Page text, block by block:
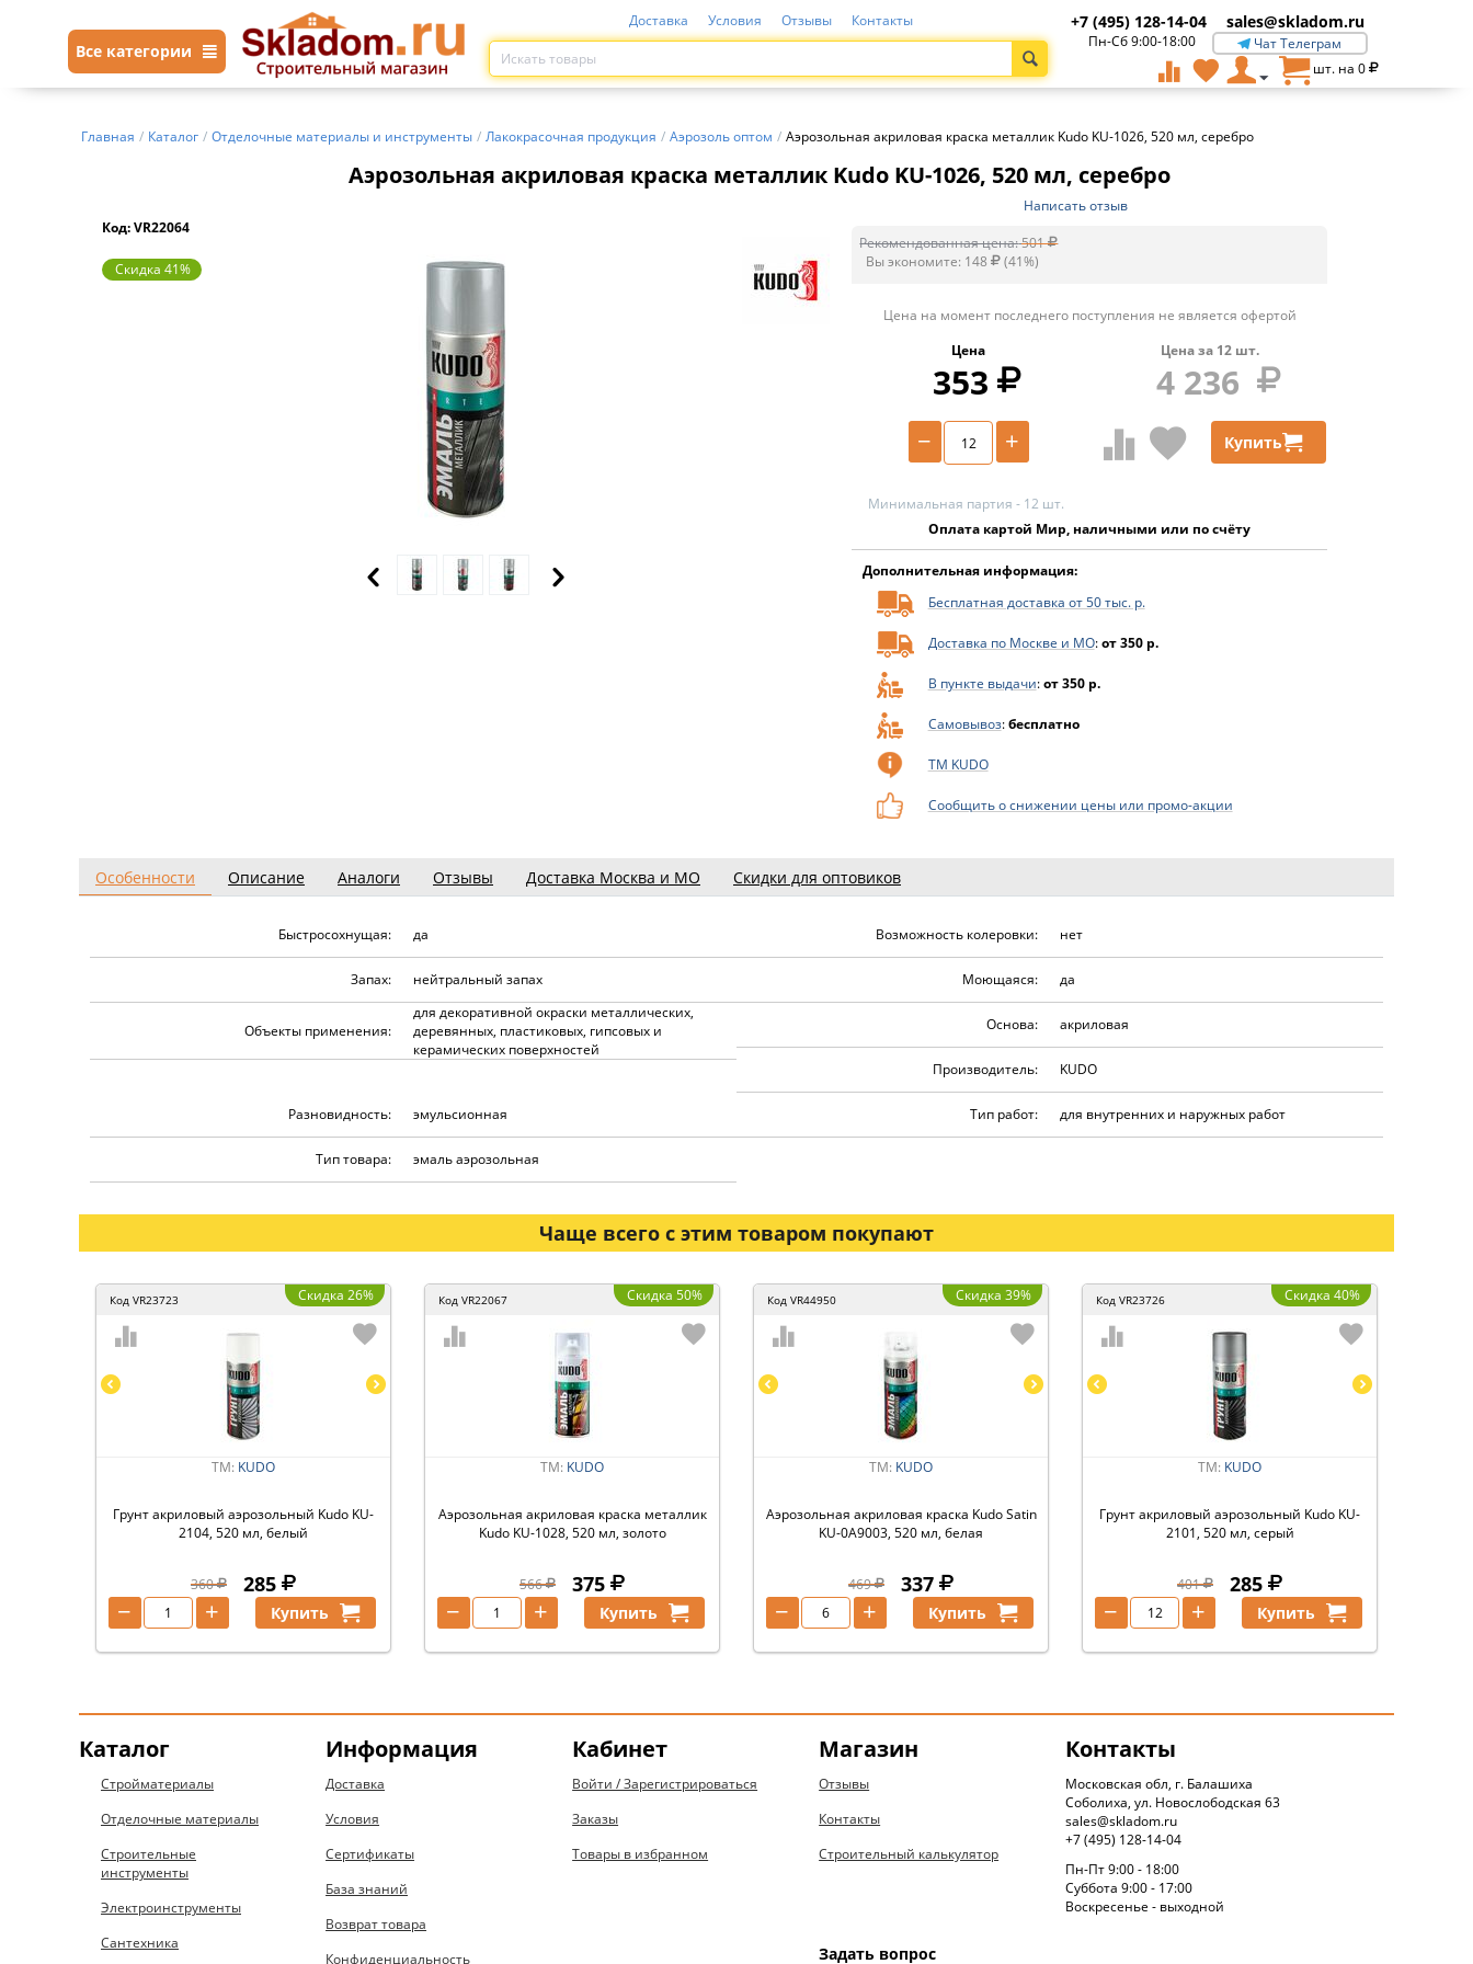
Все категории
Доставка Условия Отзывы Контакты +7 (495) 128-14-04 sales@skladom.ru
Пн-Сб 9:00-18:00
Чат Телеграм
шт. на 0
Главная / Каталог / Отделочные материалы и инструменты / Лакокрасочная продукция / Аэрозоль оптом / Аэрозольная акриловая краска металлик Kudo KU-1026, 520 мл, серебро
Аэрозольная акриловая краска металлик Kudo KU-1026, 520 мл, серебро
Код: VR22064
Скидка 41%
Написать отзыв
Рекомендованная цена:501
Вы экономите: 148 (41%)
Цена на момент последнего поступления не является офертой
Цена
353
Цена за 12шт.
4 236
+
− Купить
Минимальная партия - 12 шт.
Оплата картой Мир, наличными или по счёту
Дополнительная информация:
Бесплатная доставка от 50 тыс. р.
Доставка по Москве и МО:от 350 р.
В пункте выдачи:от 350 р.
Самовывоз:бесплатно
ТМ KUDO
Сообщить о снижении цены или промо-акции
Особенности Описание Аналоги Отзывы Доставка Москва и МО Скидки для оптовиков
Быстросохнущая: да Возможность колеровки: нет
Запах: нейтральный запах Моющаяся: да
Объекты применения:
для декоративной окраски металлических,
деревянных, пластиковых, гипсовых и
керамических поверхностей
Основа: акриловая
Производитель: KUDO
Разновидность: эмульсионная Тип работ: для внутренних и наружных работ
Тип товара: эмаль аэрозольная
Чаще всего с этим товаром покупают
Код VR23723 Скидка 26%
ТМ: KUDO
Грунт акриловый аэрозольный Kudo KU-
2104, 520 мл, белый
360 285
+
− Купить
Код VR22067 Скидка 50%
ТМ: KUDO
Аэрозольная акриловая краска металлик
Kudo KU-1028, 520 мл, золото
566 375
+
− Купить
Код VR44950 Скидка 39%
ТМ: KUDO
Аэрозольная акриловая краска Kudo Satin
KU-0A9003, 520 мл, белая
469 337
+
− Купить
Код VR23726 Скидка 40%
ТМ: KUDO
Грунт акриловый аэрозольный Kudo KU-
2101, 520 мл, серый
401 285
+
− Купить
Каталог
Стройматериалы
Отделочные материалы
Строительные
инструменты
Электроинструменты
Сантехника
Информация
Доставка
Условия
Сертификаты
База знаний
Возврат товара
Конфиденциальность
Кабинет
Войти / Зарегистрироваться
Заказы
Товары в избранном
Магазин
Отзывы
Контакты
Строительный калькулятор
Задать вопрос
Контакты
Московская обл, г. Балашиха
Соболиха, ул. Новослободская 63
sales@skladom.ru
+7 (495) 128-14-04
Пн-Пт 9:00 - 18:00
Суббота 9:00 - 17:00
Воскресенье - выходной